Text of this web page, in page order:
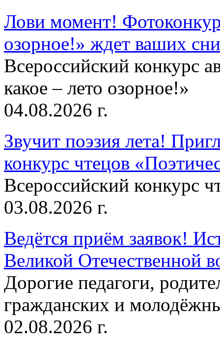
Лови момент!
озорное!» ждет ваших
Всероссийский конкурс
какое – лето озорное!»
04.08.2026 г.
Звучит поэзия лета!
конкурс чтецов
Всероссийский конкурс
03.08.2026 г.
Ведётся приём заявок!
Великой Отечественной
Дорогие педагоги,
гражданских и
02.08.2026 г.